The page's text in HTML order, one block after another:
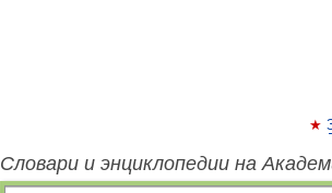
Словари и энциклопедии на